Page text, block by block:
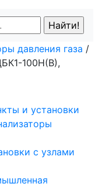
давления газа /
100Н(В),
и установки
с узлами